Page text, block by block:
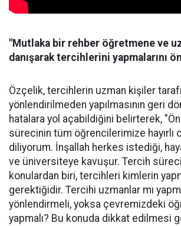
"Mutlaka bir rehber öğretmene ve
danışarak tercihlerini yapmalarını
Özçelik, tercihlerin uzman kişiler
yönlendirilmeden yapılmasının geri
hatalara yol açabildiğini belirterek,
sürecinin tüm öğrencilerimize hayırlı
diliyorum. İnşallah herkes istediği,
ve üniversiteye kavuşur. Tercih
konulardan biri, tercihleri kimlerin
gerektiğidir. Tercihi uzmanlar mı
yönlendirmeli, yoksa çevremizdeki
yapmalı? Bu konuda dikkat edilmesi